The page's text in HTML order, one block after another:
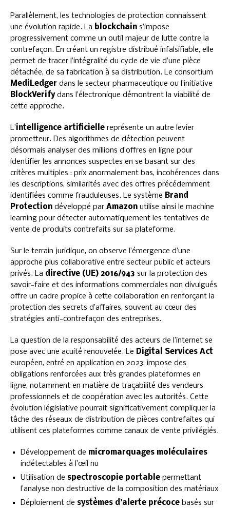
Parallèlement, les technologies de protection connaissent
une évolution rapide. La blockchain s’impose
progressivement comme un outil majeur de lutte contre la
contrefaçon. En créant un registre distribué infalsifiable, elle
permet de tracer l’intégralité du cycle de vie d’une pièce
détachée, de sa fabrication à sa distribution. Le consortium
MediLedger dans le secteur pharmaceutique ou l’initiative
BlockVerifydans l’électronique démontrent la viabilité de
cette approche.
L’intelligence artificielle représente un autre levier
prometteur. Des algorithmes de détection peuvent
désormais analyser des millions d’offres en ligne pour
identifier les annonces suspectes en se basant sur des
critères multiples : prix anormalement bas, incohérences dans
les descriptions, similarités avec des offres précédemment
identifiées comme frauduleuses. Le système Brand
Protection développé par Amazon utilise ainsi le machine
learning pour détecter automatiquement les tentatives de
vente de produits contrefaits sur sa plateforme.
Sur le terrain juridique, on observe l’émergence d’une
approche plus collaborative entre secteur public et acteurs
privés. La directive (UE) 2016/943 sur la protection des
savoir-faire et des informations commerciales non divulgués
offre un cadre propice à cette collaboration en renforçant la
protection des secrets d’affaires, souvent au cœur des
stratégies anti-contrefaçon des entreprises.
La question de la responsabilité des acteurs de l’internet se
pose avec une acuité renouvelée. Le Digital Services Act
européen, entré en application en 2023, impose des
obligations renforcées aux très grandes plateformes en
ligne, notamment en matière de traçabilité des vendeurs
professionnels et de coopération avec les autorités. Cette
évolution législative pourrait significativement compliquer la
tâche des réseaux de distribution de pièces contrefaites qui
utilisent ces plateformes comme canaux de vente privilégiés.
Développement de micromarquages moléculaires
indétectables à l’œil nu
Utilisation de spectroscopie portable permettant
l’analyse non destructive de la composition des matériaux
Déploiement de systèmes d’alerte précoce basés sur